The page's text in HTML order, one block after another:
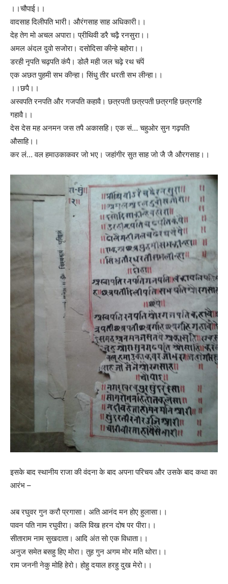
।।चौपाई।।
वादसाह दिलीपति भारी। औरंगसाह साह अधिकारी।।
देह तेग मो अचल अपारा। प्रीथिवी डरै चढ़ै रनसुरा।।
अमल अंदल दुवो सजोरा। दसोदिसा कीन्हे बहोरा।।
डरही नृपति चढ़पति कंपै। डोलै मही जल चढ़े रथ चंपें
एक अछत पुहमी सभ कीन्हा। सिंधु तीर धरती सभ लीन्हा।।
।।छपै।।
अस्वपति रनपति और गजपति कहावै। छत्रपती छत्रपती छत्रगहि छत्रगहि
गहावै।।
देस देस मह अनमन जस तपै अकासहि। एक सं… चहुओर सुन गढ़पति
औसाहि।।
कर लं… वल हमाउकाकवर जो भए। जहांगीर सुत साह जो जै जै औरगसाह।।
इसके बाद स्थानीय राजा की वंदना के बाद अपना परिचय और उसके बाद कथा का
आरंभ –
अब रघुवर गुन करौ प्रगासा। अति आनंद मन होए हुलासा।।
पावन पति नाम रघुवीरा। कलि विख हरन दोष पर पीरा।।
सीताराम नाम सुखदाता। आदि अंत सो एक विधाता।।
अनुज समेत बसहु हिए मोरा। तुह गुन अगम मोर मति थोरा।।
राम जननी नेकु मोहि हेरो। होहु दयाल हरहु दुख मेरो।।